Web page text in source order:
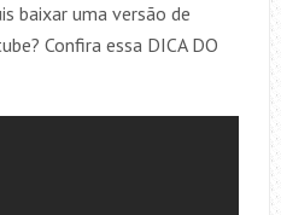
baixar uma versão de
Confira essa DICA DO